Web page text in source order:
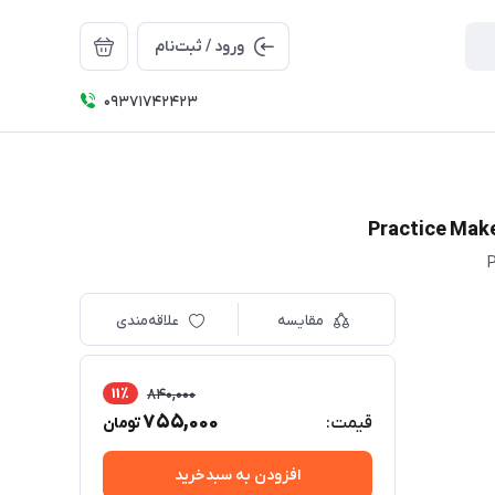
ورود / ثبت‌نام
09371742423
مقایسه علاقه‌مندی
قیمت:
840,000 11٪
755,000تومان
افزودن به سبدخرید